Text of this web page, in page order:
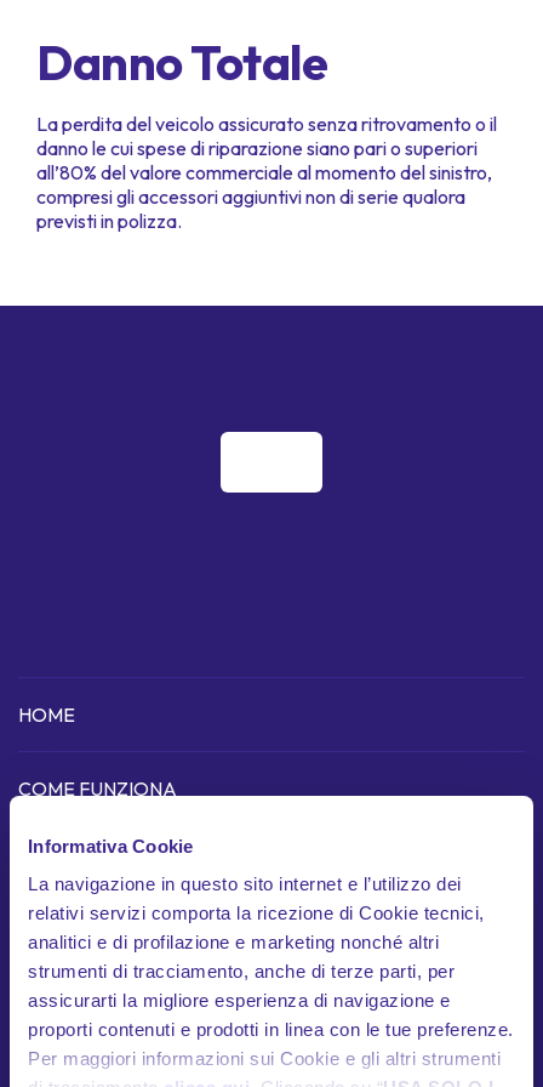
Informativa Cookie
La navigazione in questo sito internet e l’utilizzo dei
relativi servizi comporta la ricezione di Cookie tecnici,
analitici e di profilazione e marketing nonché altri
strumenti di tracciamento, anche di terze parti, per
assicurarti la migliore esperienza di navigazione e
proporti contenuti e prodotti in linea con le tue preferenze.
Per maggiori informazioni sui Cookie e gli altri strumenti
Danno Totale
La perdita del veicolo assicurato senza ritrovamento o il
danno le cui spese di riparazione siano pari o superiori
all’80% del valore commerciale al momento del sinistro,
compresi gli accessori aggiuntivi non di serie qualora
previsti in polizza.
HOME
COME FUNZIONA
Scopri l'app
Dispositivo telematico
In cosa siamo unici
Garanzie
Documenti contrattuali